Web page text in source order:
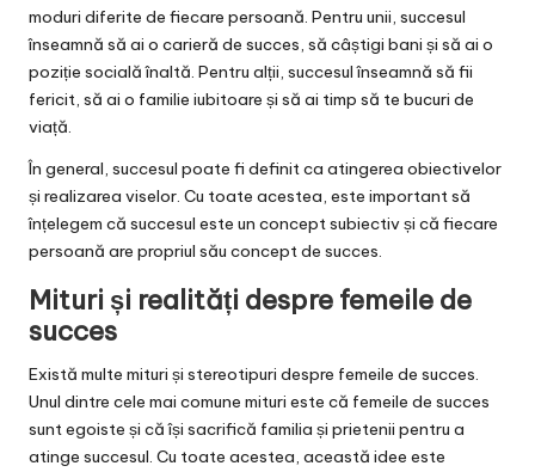
moduri diferite de fiecare persoană. Pentru unii, succesul
înseamnă să ai o carieră de succes, să câștigi bani și să ai o
poziție socială înaltă. Pentru alții, succesul înseamnă să fii
fericit, să ai o familie iubitoare și să ai timp să te bucuri de
viață.
În general, succesul poate fi definit ca atingerea obiectivelor
și realizarea viselor. Cu toate acestea, este important să
înțelegem că succesul este un concept subiectiv și că fiecare
persoană are propriul său concept de succes.
Mituri și realități despre femeile de
succes
Există multe mituri și stereotipuri despre femeile de succes.
Unul dintre cele mai comune mituri este că femeile de succes
sunt egoiste și că își sacrifică familia și prietenii pentru a
atinge succesul. Cu toate acestea, această idee este